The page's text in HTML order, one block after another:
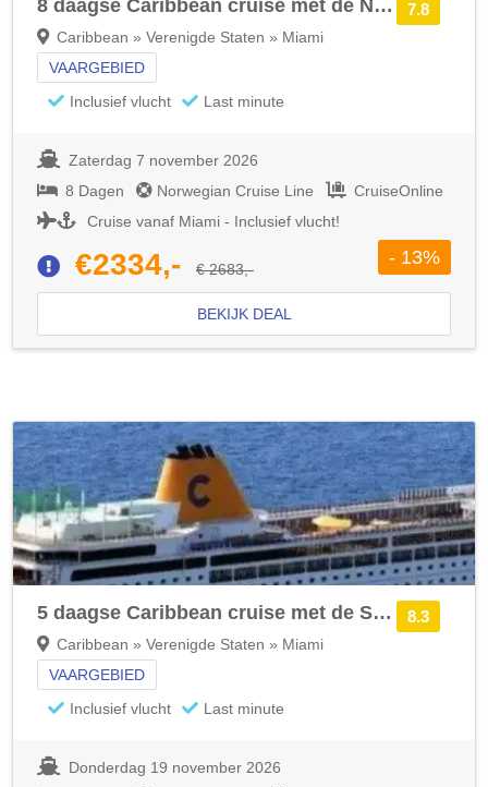
7.8
8 daagse Caribbean cruise met de Norwegian Luna
Caribbean » Verenigde Staten » Miami
VAARGEBIED
Inclusief vlucht
Last minute
Zaterdag 7 november 2026
8 Dagen
Norwegian Cruise Line
CruiseOnline
Cruise vanaf Miami - Inclusief vlucht!
€2334,- € 2683,-
- 13%
BEKIJK DEAL
8.3
5 daagse Caribbean cruise met de Scarlet Lady
Caribbean » Verenigde Staten » Miami
VAARGEBIED
Inclusief vlucht
Last minute
Donderdag 19 november 2026